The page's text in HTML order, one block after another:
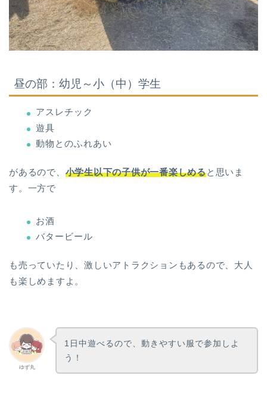
昼の部：幼児～小（中）学生
アスレチック
遊具
動物とのふれあい
があるので、 小学生以下の子供が一番楽しめると思いま
す。一方で
お酒
バタービール
も売っていたり、激しいアトラクションもあるので、大人
も楽しめますよ。
ゆず丸
1日中遊べるので、動きやすい服で参加しよ
う！